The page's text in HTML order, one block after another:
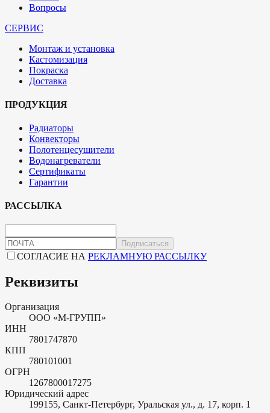
Вопросы
СЕРВИС
Монтаж и установка
Кастомизация
Покраска
Доставка
ПРОДУКЦИЯ
Радиаторы
Конвекторы
Полотенцесушители
Водонагреватели
Сертификаты
Гарантии
РАССЫЛКА
Подписаться
СОГЛАСИЕ НА РЕКЛАМНУЮ РАССЫЛКУ
Реквизиты
Организация
ООО «М-ГРУПП»
ИНН
7801747870
КПП
780101001
ОГРН
1267800017275
Юридический адрес
199155, Санкт-Петербург, Уральская ул., д. 17, корп. 1